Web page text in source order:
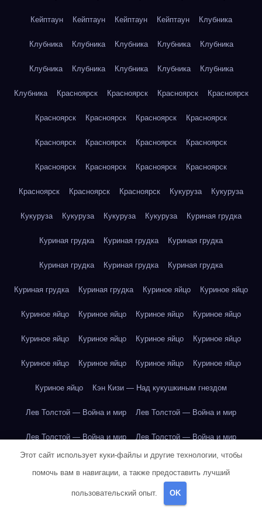
Кейптаун Кейптаун Кейптаун Кейптаун Клубника
Клубника Клубника Клубника Клубника Клубника
Клубника Клубника Клубника Клубника Клубника
Клубника Красноярск Красноярск Красноярск Красноярск
Красноярск Красноярск Красноярск Красноярск
Красноярск Красноярск Красноярск Красноярск
Красноярск Красноярск Красноярск Красноярск
Красноярск Красноярск Красноярск Кукуруза Кукуруза
Кукуруза Кукуруза Кукуруза Кукуруза Куриная грудка
Куриная грудка Куриная грудка Куриная грудка
Куриная грудка Куриная грудка Куриная грудка
Куриная грудка Куриная грудка Куриное яйцо Куриное яйцо
Куриное яйцо Куриное яйцо Куриное яйцо Куриное яйцо
Куриное яйцо Куриное яйцо Куриное яйцо Куриное яйцо
Куриное яйцо Куриное яйцо Куриное яйцо Куриное яйцо
Куриное яйцо Кэн Кизи — Над кукушкиным гнездом
Лев Толстой — Война и мир Лев Толстой — Война и мир
Лев Толстой — Война и мир Лев Толстой — Война и мир
Лев Толстой — Война и мир Лев Толстой — Война и мир
Лев Толстой — Война и мир
Этот сайт использует куки-файлы и другие технологии, чтобы
помочь вам в навигации, а также предоставить лучший
пользовательский опыт. OK